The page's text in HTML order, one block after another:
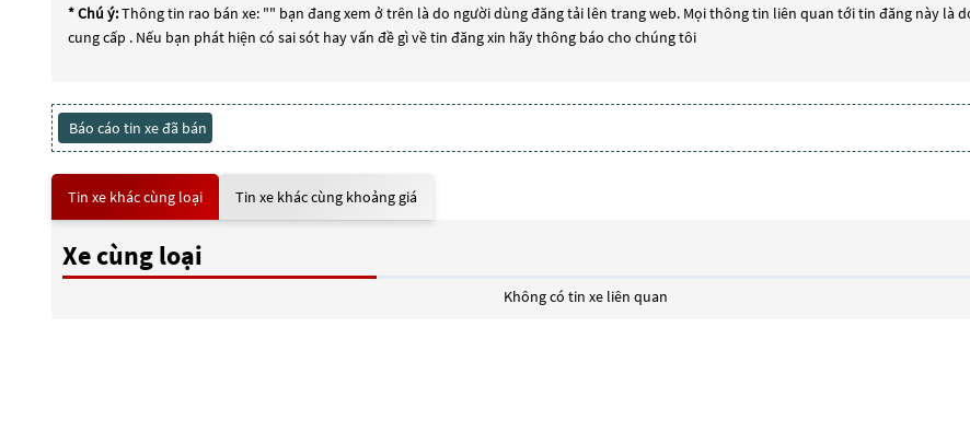
* Chú ý:Thông tin rao bán xe: "" bạn đang xem ở trên là do người dùng đăng tải lên trang web. Mọi thông tin liên quan tới tin đăng này là
cung cấp . Nếu bạn phát hiện có sai sót hay vấn đề gì về tin đăng xin hãy thông báo cho chúng tôi
Báo cáo tin xe đã bán
Tin xe khác cùng loại Tin xe khác cùng khoảng giá
Xe cùng loại
Không có tin xe liên quan